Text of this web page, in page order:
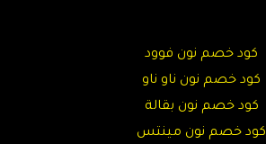
كود خصم نون فوود
كود خصم نون ناو ناو
كود خصم نون بقالة
كود خصم نون مينتس